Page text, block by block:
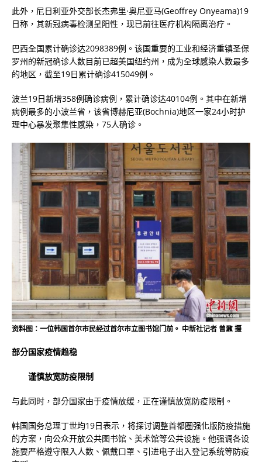
此外，尼日利亚外交部长杰弗里·奥尼亚马(Geoffrey Onyeama)19
日称，其新冠病毒检测呈阳性，现已前往医疗机构隔离治疗。
巴西全国累计确诊达2098389例。该国重要的工业和经济重镇圣保
罗州的新冠确诊人数目前已超美国纽约州，成为全球感染人数最多
的地区，截至19日累计确诊415049例。
波兰19日新增358例确诊病例，累计确诊达40104例。其中在新增
病例最多的小波兰省，该省博赫尼亚(Bochnia)地区一家24小时护
理中心暴发聚集性感染，75人确诊。
资料图：一位韩国首尔市民经过首尔市立图书馆门前。 中新社记者 曾鼐 摄
部分国家疫情趋稳
谨慎放宽防疫限制
与此同时，部分国家由于疫情放缓，正在谨慎放宽防疫限制。
韩国国务总理丁世均19日表示，将探讨调整首都圈强化版防疫措施
的方案，向公众开放公共图书馆、美术馆等公共设施。他强调各设
施要严格遵守限入人数、佩戴口罩、引进电子出入登记系统等防疫